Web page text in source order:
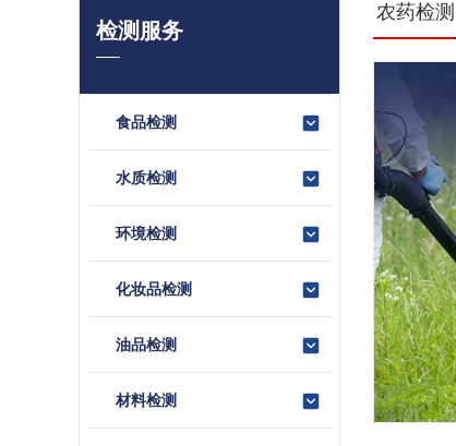
检测服务
食品检测
水质检测
环境检测
化妆品检测
油品检测
材料检测
农药检测